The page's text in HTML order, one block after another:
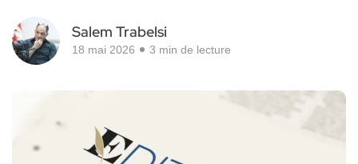
Salem Trabelsi
18 mai 2026 3 min de lecture